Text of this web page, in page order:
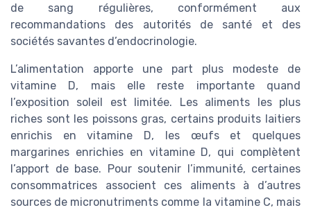
de sang régulières, conformément aux
recommandations des autorités de santé et des
sociétés savantes d’endocrinologie.
L’alimentation apporte une part plus modeste de
vitamine D, mais elle reste importante quand
l’exposition soleil est limitée. Les aliments les plus
riches sont les poissons gras, certains produits laitiers
enrichis en vitamine D, les œufs et quelques
margarines enrichies en vitamine D, qui complètent
l’apport de base. Pour soutenir l’immunité, certaines
consommatrices associent ces aliments à d’autres
sources de micronutriments comme la vitamine C, mais